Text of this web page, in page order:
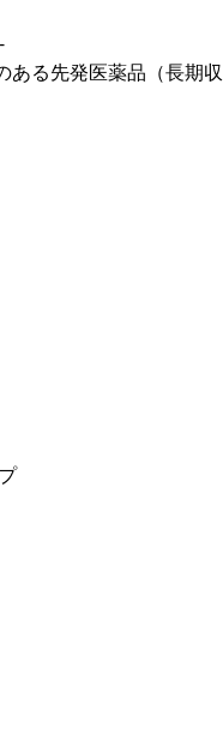
ある先発医薬品（長期収